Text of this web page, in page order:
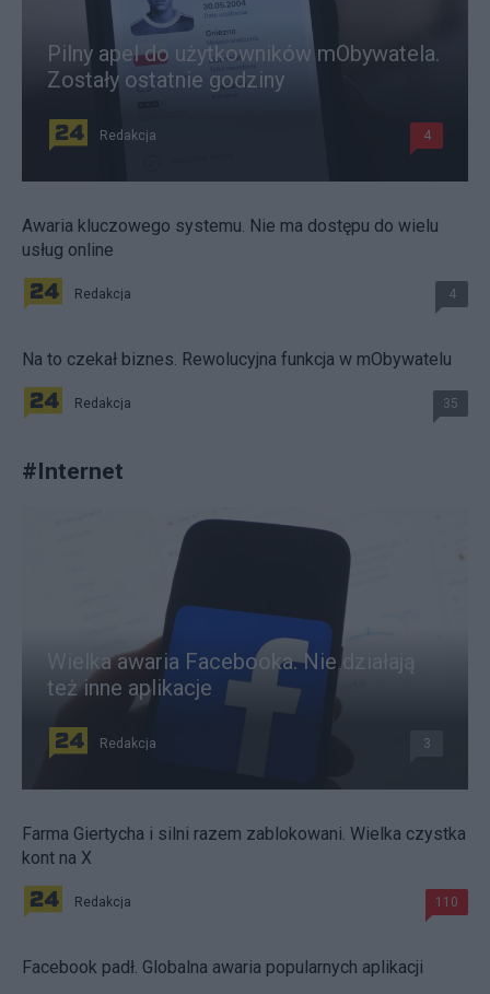
Pilny apel do użytkowników mObywatela.
Zostały ostatnie godziny
Redakcja 4
Awaria kluczowego systemu. Nie ma dostępu do wielu
usług online
Redakcja 4
Na to czekał biznes. Rewolucyjna funkcja w mObywatelu
Redakcja 35
#Internet
Wielka awaria Facebooka. Nie działają
też inne aplikacje
Redakcja 3
Farma Giertycha i silni razem zablokowani. Wielka czystka
kont na X
Redakcja 110
Facebook padł. Globalna awaria popularnych aplikacji